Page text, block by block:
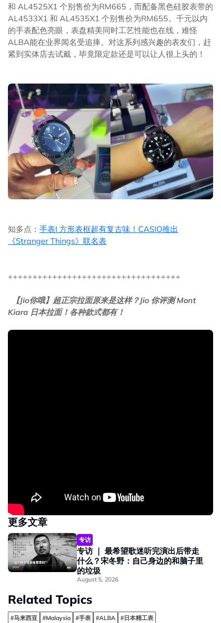
和 AL4525X1 个别售价为RM665，而配备黑色硅胶表带的
AL4533X1 和 AL4535X1 个别售价为RM655。千元以内
的手表配色亮眼，表盘精美同时工艺性能也在线，难怪
ALBA能在业界闻名受追捧。对这系列感兴趣的表友们，赶
紧到实体店去试戴，毕竟限定款还是可以让人很上头的！
知多点： 手表I 方形表框超有复古味！CASIO推出
《Stranger Things》联名表
+++++++++++++++++++++++++++++++++++
【Jio你哦】超正宗拉面原来是这样？Jio 你评测 Mont
Kiara 日本拉面！各种款式都有！
更多文章
专访
专访 ｜ 最希望歌迷听完演出后带走
什么？宋冬野：自己身边的和脑子里
的垃圾
August 5, 2026
Related Topics
#马来西亚 #Malaysia #手表 #ALBA #日本精工表